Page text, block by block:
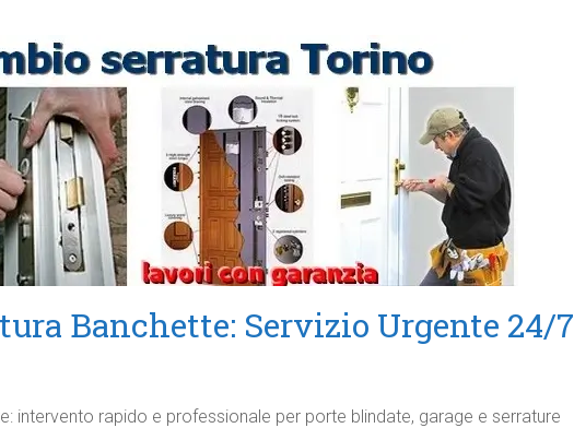
Banchette: Servizio Urgente 24/7
intervento rapido e professionale per porte blindate, garage e serrature